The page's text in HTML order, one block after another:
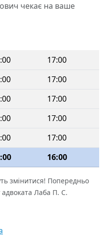
чекає на ваше
17:00
17:00
17:00
17:00
17:00
16:00
змінитися! Попередньо
Лаба П. С.